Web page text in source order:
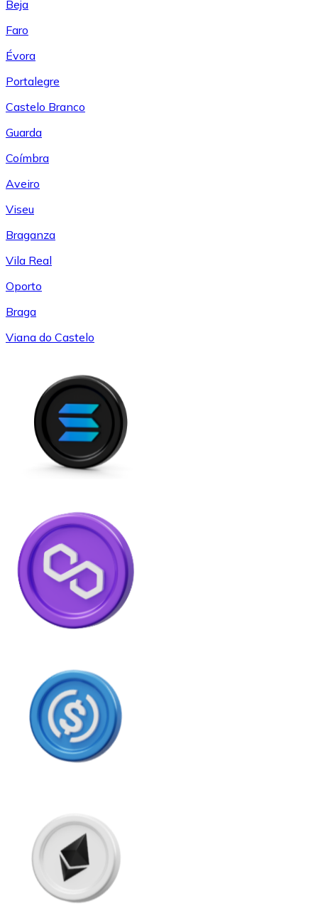
Beja
Faro
Évora
Portalegre
Castelo Branco
Guarda
Coímbra
Aveiro
Viseu
Braganza
Vila Real
Oporto
Braga
Viana do Castelo